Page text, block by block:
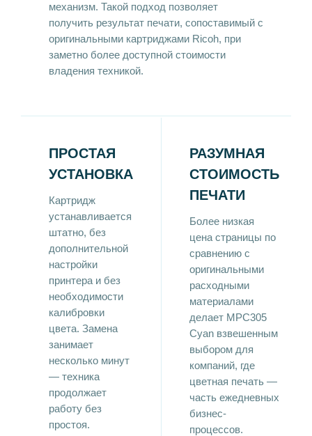
механизм. Такой подход позволяет
получить результат печати, сопоставимый с
оригинальными картриджами Ricoh, при
заметно более доступной стоимости
владения техникой.
ПРОСТАЯ
УСТАНОВКА
Картридж
устанавливается
штатно, без
дополнительной
настройки
принтера и без
необходимости
калибровки
цвета. Замена
занимает
несколько минут
— техника
продолжает
работу без
простоя.
РАЗУМНАЯ
СТОИМОСТЬ
ПЕЧАТИ
Более низкая
цена страницы по
сравнению с
оригинальными
расходными
материалами
делает MPC305
Cyan взвешенным
выбором для
компаний, где
цветная печать —
часть ежедневных
бизнес-
процессов.